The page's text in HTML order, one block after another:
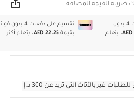
ضريبة القيمة المضافة
تقسيم على دفعات 4 بدون
AED
يتعلم
تقسيم على دفعات 4 بدون
بقيمةAED 22.25. يتعلم أكثر
غير بالأثاث التي تزيد عن 300 د.إ